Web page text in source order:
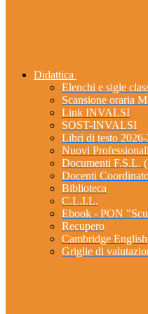
Didattica
Elenchi e sigle
Scansione oraria
Link INVALSI
SOST-INVALSI
Libri di testo
Nuovi
Documenti F.S.L.
Docenti
Biblioteca
C.L.I.L.
Ebook - PON
Recupero
Cambridge English
Griglie di